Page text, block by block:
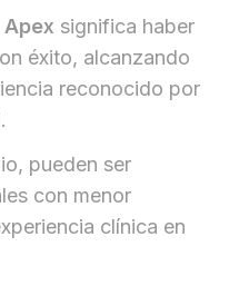
significa haber
éxito, alcanzando
reconocido por
pueden ser
con menor
clínica en